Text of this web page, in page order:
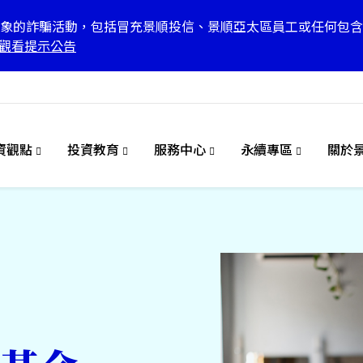
觀點 投資教育 服務中心 永續專區 關於
的詐騙活動，包括冒充景順投信、景順亞太區員工或任何包
看提示公告